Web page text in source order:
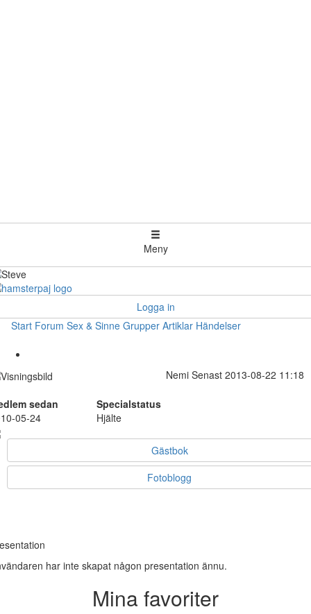
Meny
Logga in
Start Forum Sex & Sinne Grupper Artiklar Händelser
Nemi Senast 2013-08-22 11:18
sedan
Specialstatus
05-24
Hjälte
Gästbok
Fotoblogg
har inte skapat någon presentation ännu.
Mina favoriter